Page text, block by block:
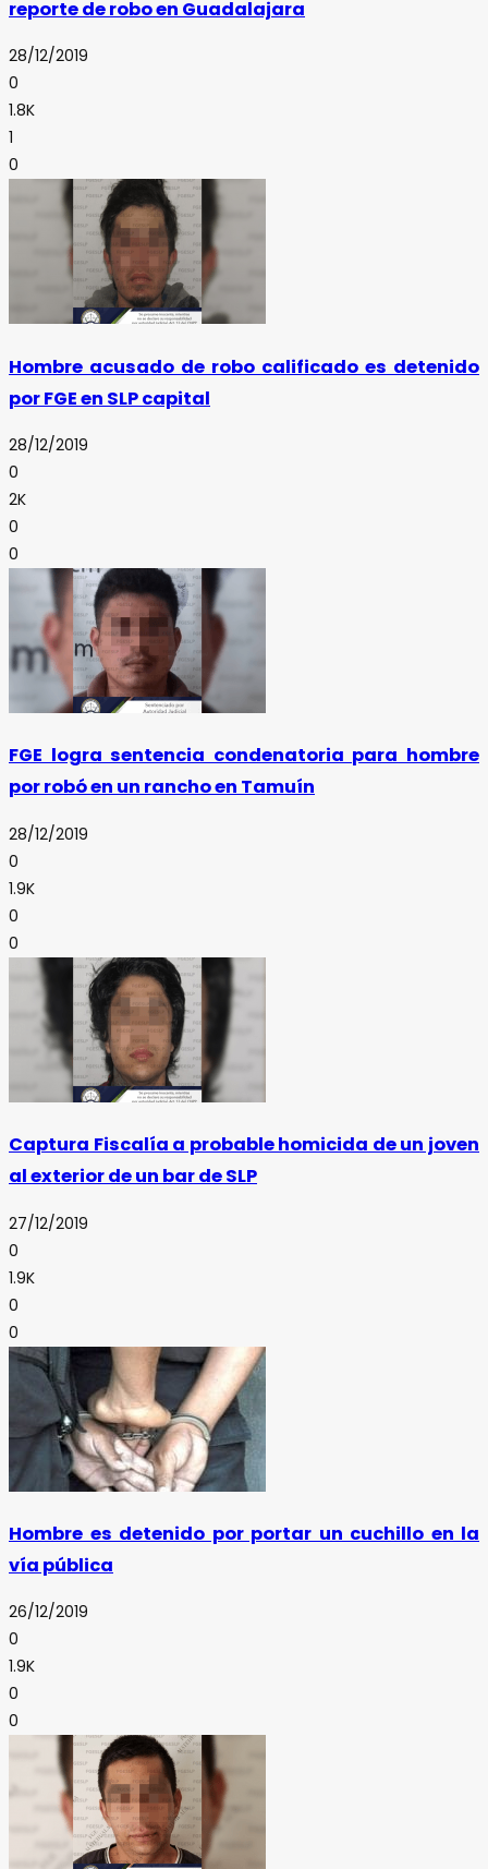
reporte de robo en Guadalajara
28/12/2019
0
1.8K
1
0
Hombre acusado de robo calificado es detenido
por FGE en SLP capital
28/12/2019
0
2K
0
0
FGE logra sentencia condenatoria para hombre
por robó en un rancho en Tamuín
28/12/2019
0
1.9K
0
0
Captura Fiscalía a probable homicida de un joven
al exterior de un bar de SLP
27/12/2019
0
1.9K
0
0
Hombre es detenido por portar un cuchillo en la
vía pública
26/12/2019
0
1.9K
0
0